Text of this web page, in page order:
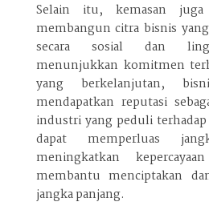
Selain itu, kemasan
membangun citra bisnis
secara sosial dan
menunjukkan komitmen
yang berkelanjutan,
mendapatkan reputasi
industri yang peduli
dapat memperluas
meningkatkan
membantu menciptakan
jangka panjang.